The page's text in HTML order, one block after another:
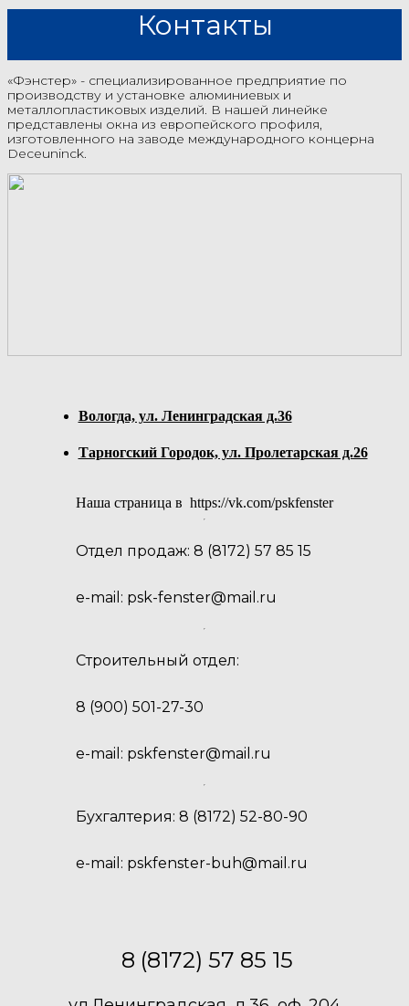
Контакты
«Фэнстер» - специализированное предприятие по
производству и установке алюминиевых и
металлопластиковых изделий. В нашей линейке
представлены окна из европейского профиля,
изготовленного на заводе международного концерна
Deceuninck.
Вологда, ул. Ленинградская д.36
Тарногский Городок, ул. Пролетарская д.26
Наша страница в https://vk.com/pskfenster
Отдел продаж: 8 (8172) 57 85 15
e-mail: psk-fenster@mail.ru
Строительный отдел:
8 (900) 501-27-30
e-mail: pskfenster@mail.ru
Бухгалтерия: 8 (8172) 52-80-90
e-mail: pskfenster-buh@mail.ru
8 (8172) 57 85 15